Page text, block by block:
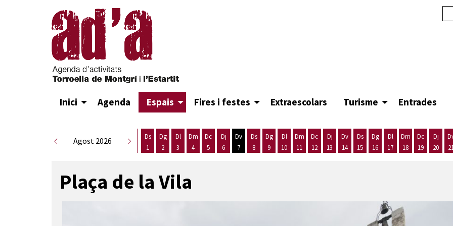
Inici Agenda Espais Fires i festes Extraescolars Turisme Entrades
Agost 2026
Ds
1
Dg
2
Dl
3
Dm
4
Dc
5
Dj
6
Dv
7
Ds
8
Dg
9
Dl
10
Dm
11
Dc
12
Dj
13
Dv
14
Ds
15
Dg
16
Dl
17
Dm
18
Dc
19
Dj
20
Plaça de la Vila